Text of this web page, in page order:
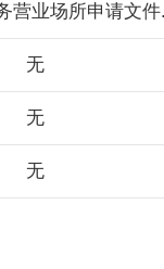
营业场所申请文
无
无
无